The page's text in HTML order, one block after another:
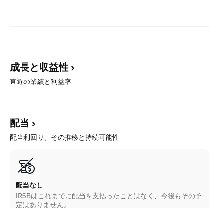
成長と収益性
直近の業績と利益率
配当
配当利回り、その推移と持続可能性
配当なし
IR5Bはこれまでに配当を支払ったことはなく、今後もその予
定はありません。